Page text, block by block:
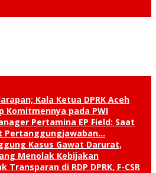
Kala Ketua DPRK Aceh
Komitmennya pada PWI
Pertamina EP Field: Saat
Pertanggung­jawaban…
Kasus Gawat Darurat,
Menolak Kebijakan
Transparan di RDP DPRK, F-CSR